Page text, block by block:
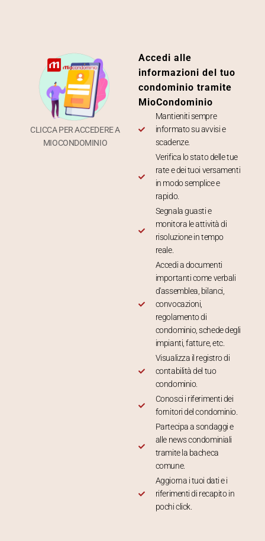
CLICCA PER ACCEDERE A
MIOCONDOMINIO
Accedi alle
informazioni del tuo
condominio tramite
MioCondominio
Mantieniti sempre
informato su avvisi e
scadenze.
Verifica lo stato delle tue
rate e dei tuoi versamenti
in modo semplice e
rapido.
Segnala guasti e
monitora le attività di
risoluzione in tempo
reale.
Accedi a documenti
importanti come verbali
d'assemblea, bilanci,
convocazioni,
regolamento di
condominio, schede degli
impianti, fatture, etc.
Visualizza il registro di
contabilità del tuo
condominio.
Conosci i riferimenti dei
fornitori del condominio.
Partecipa a sondaggi e
alle news condominiali
tramite la bacheca
comune.
Aggiorna i tuoi dati e i
riferimenti di recapito in
pochi click.